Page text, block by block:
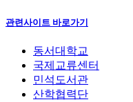
관련사이트 바로가기
동서대학교
국제교류센터
민석도서관
산학협력단